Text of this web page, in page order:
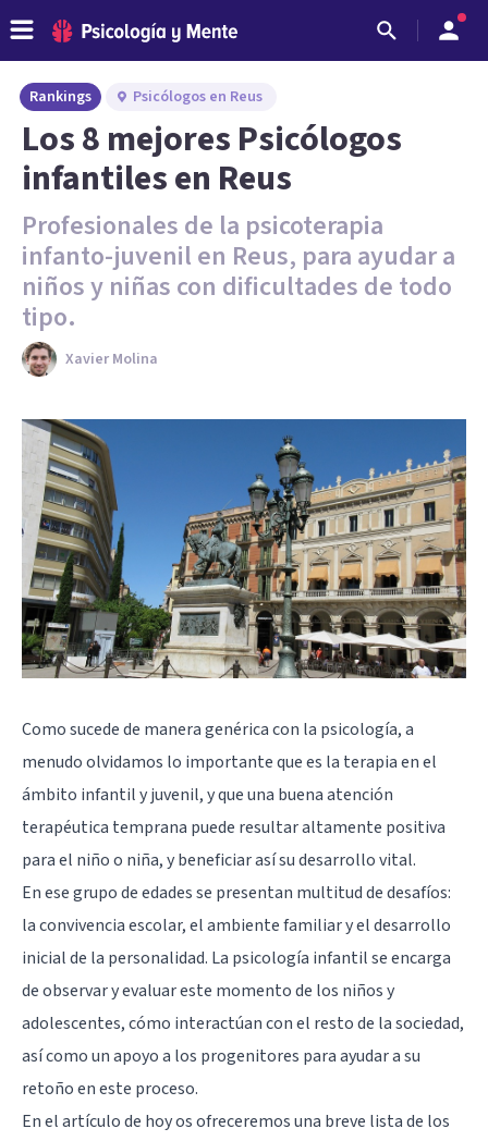
Rankings Psicólogos en Reus
Los 8 mejores Psicólogos
infantiles en Reus
Profesionales de la psicoterapia
infanto-juvenil en Reus, para ayudar a
niños y niñas con dificultades de todo
tipo.
Xavier Molina
Como sucede de manera genérica con la psicología, a
menudo olvidamos lo importante que es la terapia en el
ámbito infantil y juvenil, y que una buena atención
terapéutica temprana puede resultar altamente positiva
para el niño o niña, y beneficiar así su desarrollo vital.
En ese grupo de edades se presentan multitud de desafíos:
la convivencia escolar, el ambiente familiar y el desarrollo
inicial de la personalidad. La psicología infantil se encarga
de observar y evaluar este momento de los niños y
adolescentes, cómo interactúan con el resto de la sociedad,
así como un apoyo a los progenitores para ayudar a su
retoño en este proceso.
En el artículo de hoy os ofreceremos una breve lista de los